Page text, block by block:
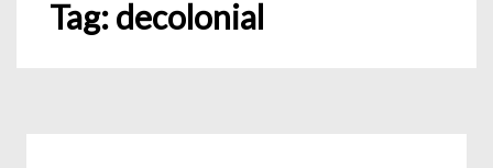
Tag:decolonial